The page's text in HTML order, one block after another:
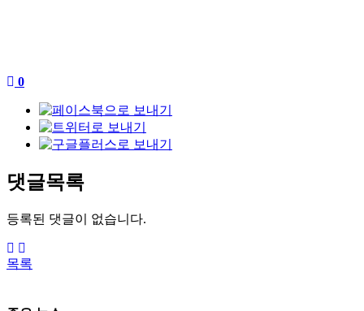
0
댓글목록
등록된 댓글이 없습니다.
목록